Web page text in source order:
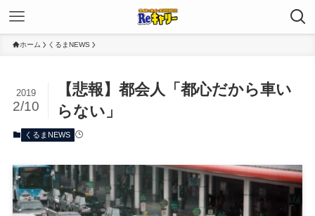
ホーム くるまNEWS
【悲報】都会人「都心だから車い
らない」
2019
2/10
くるまNEWS